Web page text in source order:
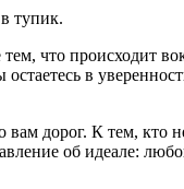
тупик.
что происходит
в
дорог. К тем, кто
об идеале: